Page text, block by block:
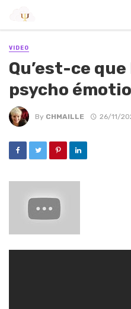
VIDEO
Qu’est-ce
psycho
By CHMAILLE 26/11/